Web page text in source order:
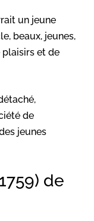
un jeune
beaux, jeunes,
plaisirs et de
de
jeunes
de